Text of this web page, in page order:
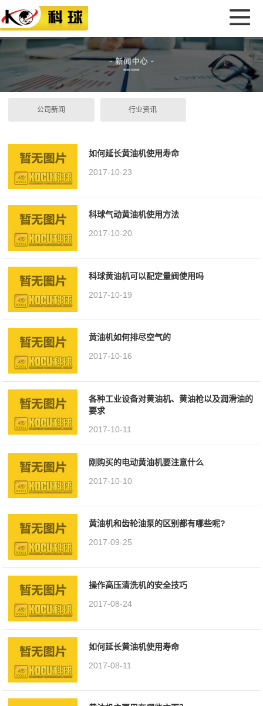
公司新闻 行业资讯
如何延长黄油机使用寿命
2017-10-23
科球气动黄油机使用方法
2017-10-20
科球黄油机可以配定量阀使用吗
2017-10-19
黄油机如何排尽空气的
2017-10-16
各种工业设备对黄油机、黄油枪以及润滑油的
要求
2017-10-11
刚购买的电动黄油机要注意什么
2017-10-10
黄油机和齿轮油泵的区别都有哪些呢?
2017-09-25
操作高压清洗机的安全技巧
2017-08-24
如何延长黄油机使用寿命
2017-08-11